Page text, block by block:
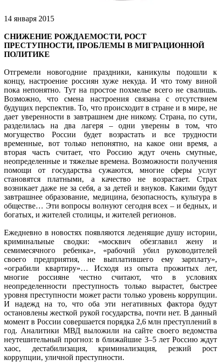
14 января 2015
СНИЖЕНИЕ РОЖДАЕМОСТИ, РОСТ
ПРЕСТУПНОСТИ, ПРОБЛЕМЫ В МИГРАЦИОННОЙ
ПОЛИТИКЕ
Отгремели новогодние праздники, каникулы подошли к
концу, настроение россиян хуже некуда. И что тому виной
пока непонятно. Тут на простое похмелье всего не свалишь.
Возможно, что смена настроения связана с отсутствием
будущих перспектив. То, что происходит в стране и в мире, не
дает уверенности в завтрашнем дне никому. Страна, по сути,
разделилась на два лагеря – одни уверены в том, что
могущество России будет возрастать и все трудности
временные, вот только непонятно, на какое они время, а
вторая часть считает, что Россию ждут очень смутные,
неопределенные и тяжелые времена. Возможности получения
помощи от государства сужаются, многие сферы услуг
становятся платными, а качество не возрастает. Страх
возникает даже не за себя, а за детей и внуков. Какими будут
завтрашнее образование, медицина, безопасность, культура в
обществе… Эти вопросы волнуют сегодня всех – и бедных, и
богатых, и жителей столицы, и жителей регионов.
Ежедневно в новостях появляются леденящие душу истории,
криминальные сводки: «москвич обезглавил жену и
семимесячного ребенка», «рабочий убил руководителей
своего предприятия, не выплатившего ему зарплату»,
«ограбили квартиру»… Исходя из опыта прожитых лет,
многие россияне честно считают, что в условиях
неопределенности преступность только вырастет, быстрее
уровня преступности может расти только уровень коррупции.
И надежд на то, что оба эти негативных фактора будут
остановлены жесткой рукой государства, почти нет. В данный
момент в России совершается порядка 2,6 млн преступлений в
год. Аналитики МВД выложили на сайте своего ведомства
неутешительный прогноз: в ближайшие 3–5 лет Россию ждут
хаос, дестабилизация, криминализация, резкий рост
коррупции, уличной преступности.